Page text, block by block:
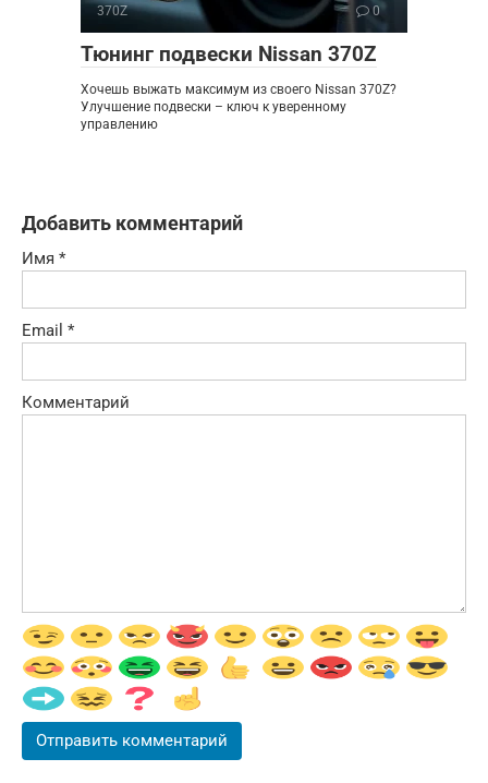
370Z 0
Тюнинг подвески Nissan 370Z
Хочешь выжать максимум из своего Nissan 370Z?
Улучшение подвески – ключ к уверенному
управлению
Добавить комментарий
Имя *
Email *
Комментарий